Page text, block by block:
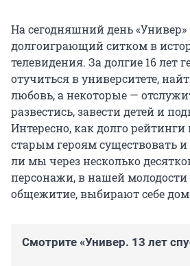
На сегодняшний день
долгоиграющий ситком в
телевидения. За долгие 16 лет
отучиться в университете,
любовь, а некоторые —
развестись, завести детей и
Интересно, как долго
старым героям существовать
ли мы через несколько
персонажи, в нашей
общежитие, выбирают себе
Смотрите «Универ. 13 лет